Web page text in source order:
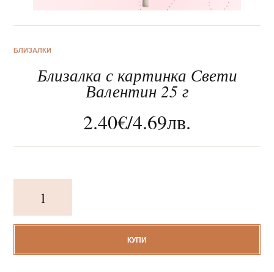
За нас
БЛИЗАЛКИ
Близалка с картинка Свети
Валентин 25 г
2.40€/4.69лв.
Близалка
с
Свети
КУПИ